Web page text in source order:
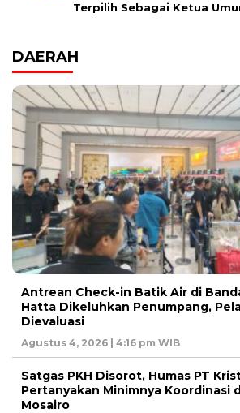
Terpilih Sebagai Ketua
DAERAH
Antrean Check-in Batik Air di
Hatta Dikeluhkan Penumpang,
Dievaluasi
Agustus 4, 2026 | 4:16 pm WIB
Satgas PKH Disorot, Humas PT
Pertanyakan Minimnya Koordinasi
Mosairo